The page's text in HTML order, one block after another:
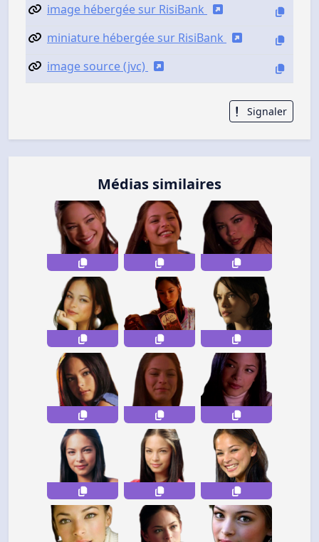
image hébergée sur RisiBank
miniature hébergée sur RisiBank
image source (jvc)
Signaler
Médias similaires